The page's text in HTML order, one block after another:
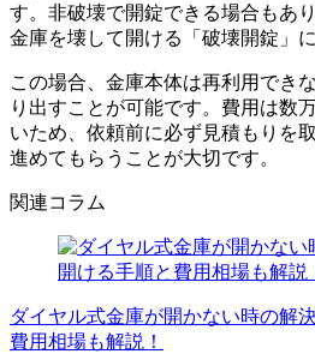
す。非破壊で開錠できる場合もあ
金庫を壊して開ける「破壊開錠」
この場合、金庫本体は再利用でき
り出すことが可能です。費用は数
いため、依頼前に必ず見積もりを
進めてもらうことが大切です。
関連コラム
ダイヤル式金庫が開かない時の解
費用相場も解説！